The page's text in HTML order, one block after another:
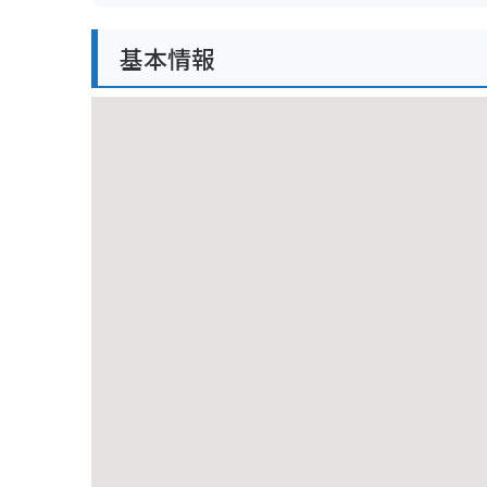
美術館は閑静な住宅街の中にあり、緑豊かな美しい庭園
バイクでお越しの方は、近隣にコインパーキングが点
基本情報